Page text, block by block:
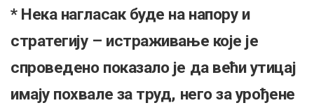
* Нека нагласак буде на напору и
стратегију – истраживање које је
спроведено показало је да већи утицај
имају похвале за труд, него за урођене